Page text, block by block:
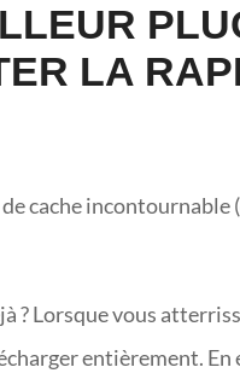
LA
de cache
? Lorsque vous
entièrement.